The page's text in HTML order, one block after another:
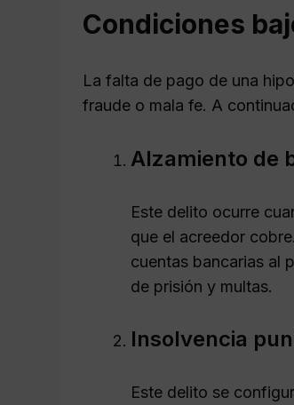
Condiciones
La falta de pago de una
fraude o mala fe. A
Alzamiento de
Este delito ocurre
que el acreedor
cuentas bancarias al
de prisión y multas.
Insolvencia
Este delito se